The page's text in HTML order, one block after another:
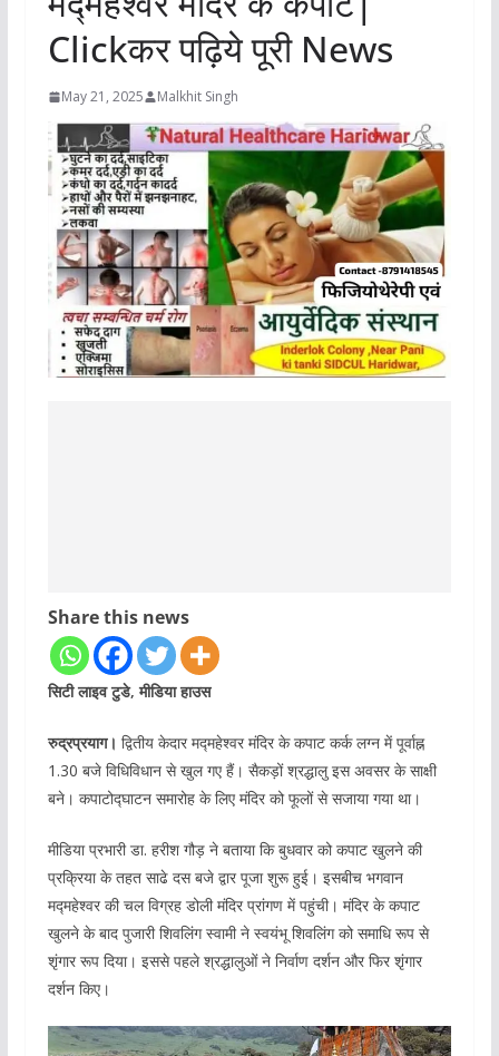
Clickकर पढ़िये पूरी News
May 21, 2025 Malkhit Singh
Share this news
सिटी लाइव टुडे, मीडिया हाउस
रुद्रप्रयाग। द्वितीय केदार मद्महेश्वर मंदिर के कपाट कर्क लग्न में पूर्वाह्न
1.30 बजे विधिविधान से खुल गए हैं। सैकड़ों श्रद्धालु इस अवसर के साक्षी
बने। कपाटोद्घाटन समारोह के लिए मंदिर को फूलों से सजाया गया था।
मीडिया प्रभारी डा. हरीश गौड़ ने बताया कि बुधवार को कपाट खुलने की
प्रक्रिया के तहत साढे दस बजे द्वार पूजा शुरू हुई। इसबीच भगवान
मद्महेश्वर की चल विग्रह डोली मंदिर प्रांगण में पहुंची। मंदिर के कपाट
खुलने के बाद पुजारी शिवलिंग स्वामी ने स्वयंभू शिवलिंग को समाधि रूप से
शृंगार रूप दिया। इससे पहले श्रद्धालुओं ने निर्वाण दर्शन और फिर शृंगार
दर्शन किए।